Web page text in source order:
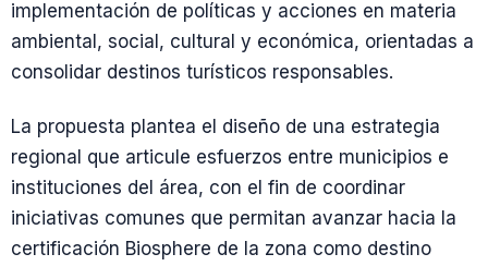
implementación de políticas y acciones en materia
ambiental, social, cultural y económica, orientadas a
consolidar destinos turísticos responsables.
La propuesta plantea el diseño de una estrategia
regional que articule esfuerzos entre municipios e
instituciones del área, con el fin de coordinar
iniciativas comunes que permitan avanzar hacia la
certificación Biosphere de la zona como destino